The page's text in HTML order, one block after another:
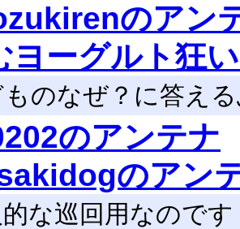
のアン
ヨーグルト狂
ものなぜ？に答え
のアンテナ
のアン
な巡回用なのです